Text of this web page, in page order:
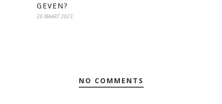
GEVEN?
20 MAART 2023
NO COMMENTS